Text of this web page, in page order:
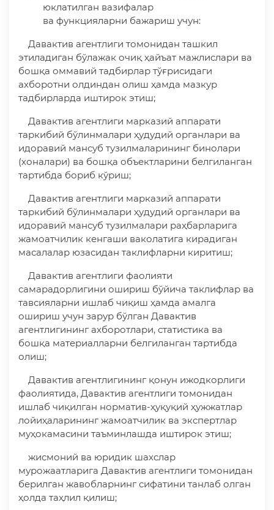
юклатилган вазифалар
ва функцияларни бажариш учун:
Давактив агентлиги томонидан ташкил
этиладиган бўлажак очиқ ҳайъат мажлислари ва
бошқа оммавий тадбирлар тўғрисидаги
ахборотни олдиндан олиш ҳамда мазкур
тадбирларда иштирок этиш;
Давактив агентлиги марказий аппарати
таркибий бўлинмалари ҳудудий органлари ва
идоравий мансуб тузилмаларининг бинолари
(хоналари) ва бошқа объектларини белгиланган
тартибда бориб кўриш;
Давактив агентлиги марказий аппарати
таркибий бўлинмалари ҳудудий органлари ва
идоравий мансуб тузилмалари раҳбарларига
жамоатчилик кенгаши ваколатига кирадиган
масалалар юзасидан таклифларни киритиш;
Давактив агентлиги фаолияти
самарадорлигини ошириш бўйича таклифлар ва
тавсияларни ишлаб чиқиш ҳамда амалга
ошириш учун зарур бўлган Давактив
агентлигининг ахборотлари, статистика ва
бошқа материалларни белгиланган тартибда
олиш;
Давактив агентлигининг қонун ижодкорлиги
фаолиятида, Давактив агентлиги томонидан
ишлаб чиқилган норматив-ҳуқуқий ҳужжатлар
лойиҳаларининг жамоатчилик ва экспертлар
муҳокамасини таъминлашда иштирок этиш;
жисмоний ва юридик шахслар
мурожаатларига Давактив агентлиги томонидан
берилган жавобларнинг сифатини танлаб олган
ҳолда таҳлил қилиш;